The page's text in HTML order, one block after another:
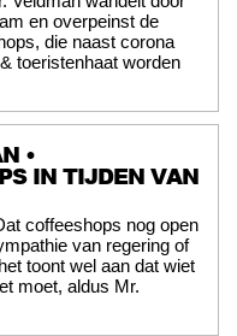
en overpeinst de
die naast corona
toeristenhaat worden
•
IN TIJDEN VAN
coffeeshops nog open
van regering of
toont wel aan dat wiet
moet, aldus Mr.